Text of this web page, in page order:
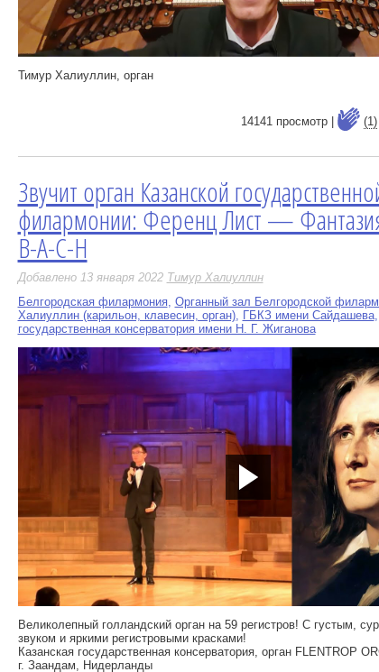
Тимур Халиуллин, орган
14141 просмотр | (1)
Звучит орган Казанской
филармонии: Ференц Лист —
B-A-C-H
Добавлено 13 января 2022 Тимур Халиуллин
Белгородская филармония, Органный зал Белгородской
Халиуллин (карильон, клавесин, орган), ГБКЗ имени Сайдашева,
государственная консерватория имени Н. Г. Жиганова
Великолепный голландский орган на 59 регистров! С густым,
звуком и яркими регистровыми красками!
Казанская государственная консерватория, орган FLENTROP
г. Заандам, Нидерланды